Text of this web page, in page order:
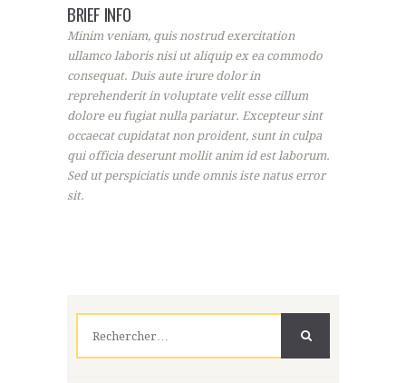
BRIEF INFO
Minim veniam, quis nostrud exercitation
ullamco laboris nisi ut aliquip ex ea commodo
consequat. Duis aute irure dolor in
reprehenderit in voluptate velit esse cillum
dolore eu fugiat nulla pariatur. Excepteur sint
occaecat cupidatat non proident, sunt in culpa
qui officia deserunt mollit anim id est laborum.
Sed ut perspiciatis unde omnis iste natus error
sit.